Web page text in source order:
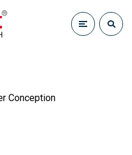
Conception